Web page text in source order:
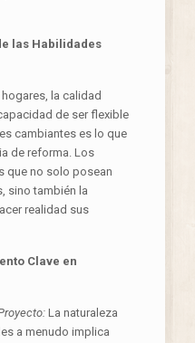
las Habilidades
la calidad
de ser flexible
cambiantes es lo que
de reforma. Los
que no solo posean
sino también la
realidad sus
Clave en
La naturaleza
a menudo implica